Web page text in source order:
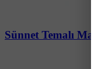
Sünnet Temalı